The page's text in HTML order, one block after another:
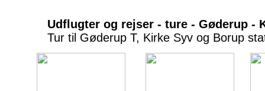
Udflugter og rejser - ture - Gøderup -
Tur til Gøderup T, Kirke Syv og Borup